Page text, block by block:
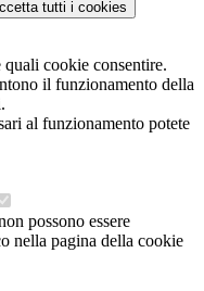
tutti i cookies
quali cookie consentire.
il funzionamento della
al funzionamento potete
possono essere
nella pagina della cookie